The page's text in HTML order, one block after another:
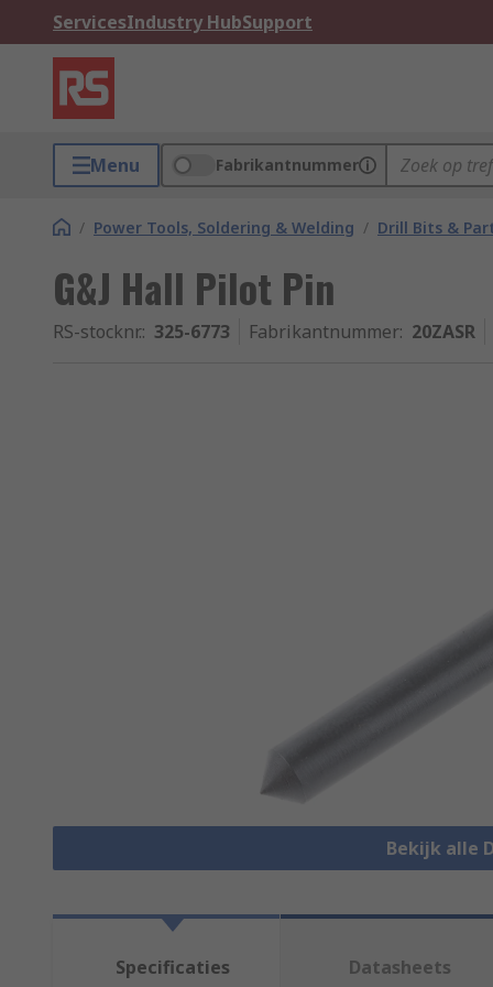
ServicesIndustry HubSupport
Menu Fabrikantnummer
/ Power Tools, Soldering & Welding / Drill Bits &
G&J Hall Pilot Pin
RS-stocknr.: 325-6773 Fabrikantnummer: 20ZASR
Bekijk alle
Specificaties Datasheets